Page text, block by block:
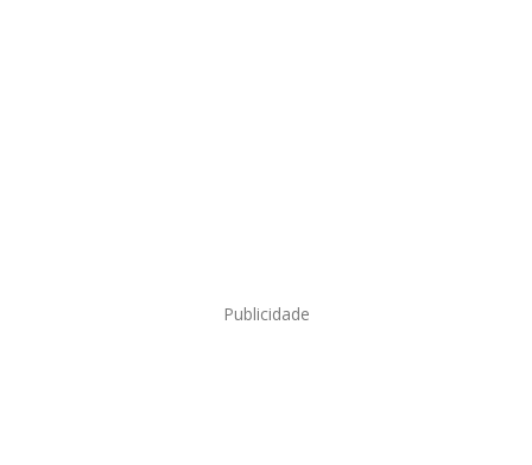
Publicidade